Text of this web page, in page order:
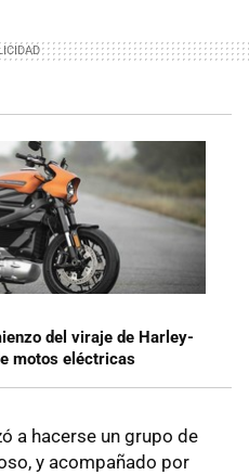
del viraje de Harley-
motos eléctricas
a hacerse un grupo de
y acompañado por